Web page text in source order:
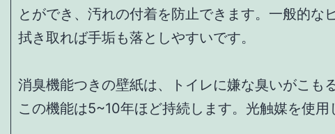
とができ、汚れの付着を防止できます。一般的
拭き取れば手垢も落としやすいです。
消臭機能つきの壁紙は、トイレに嫌な臭いがこも
この機能は5~10年ほど持続します。光触媒を使